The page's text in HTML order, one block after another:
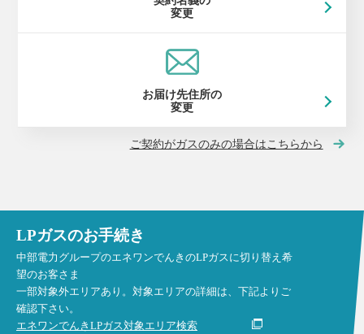
変更
お届け先住所の
変更
ご契約がガスのみの場合はこちらから
LPガスのお手続き
中部電力グループのエネワンでんきのLPガスに切り替え希
望のお客さま
一部対象外エリアあり。対象エリアの詳細は、下記よりご
確認下さい。
エネワンでんきLPガス対象エリア検索